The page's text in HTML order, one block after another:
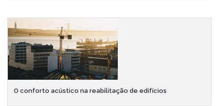
O conforto acústico na reabilitação de edifícios